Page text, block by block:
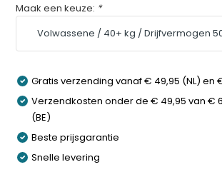
Maak een keuze: *
Gratis verzending vanaf € 49,95 (NL) en
Verzendkosten onder de € 49,95 van €
(BE)
Beste prijsgarantie
Snelle levering